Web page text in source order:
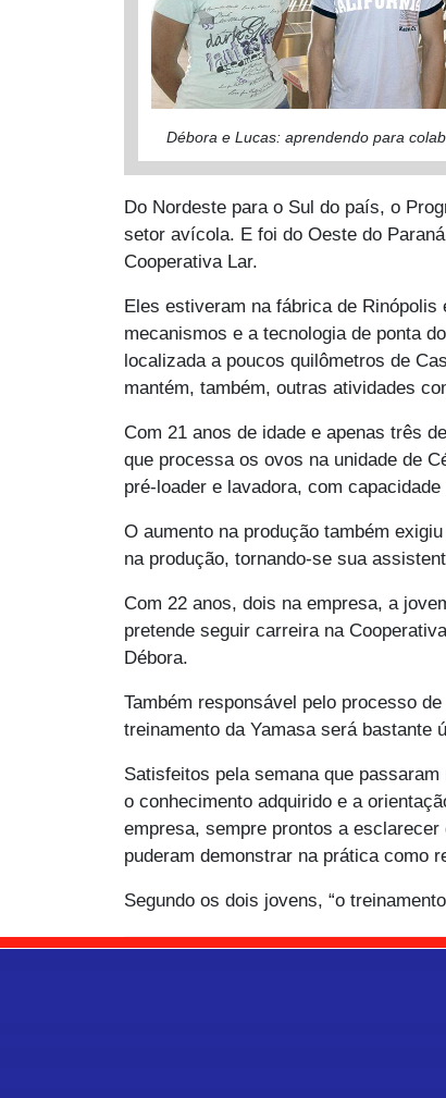
Débora e Lucas: aprendendo para
Do Nordeste para o Sul do país, o
setor avícola. E foi do Oeste do
Cooperativa Lar.
Eles estiveram na fábrica de
mecanismos e a tecnologia de ponta
localizada a poucos quilômetros de
mantém, também, outras atividades
Com 21 anos de idade e apenas três
que processa os ovos na unidade de
pré-loader e lavadora, com
O aumento na produção também
na produção, tornando-se sua
Com 22 anos, dois na empresa, a
pretende seguir carreira na
Débora.
Também responsável pelo processo
treinamento da Yamasa será bastante
Satisfeitos pela semana que
o conhecimento adquirido e a
empresa, sempre prontos a
puderam demonstrar na prática como
Segundo os dois jovens, “o